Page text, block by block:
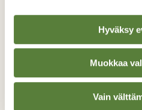
Hyväksy
Muokkaa
Vain